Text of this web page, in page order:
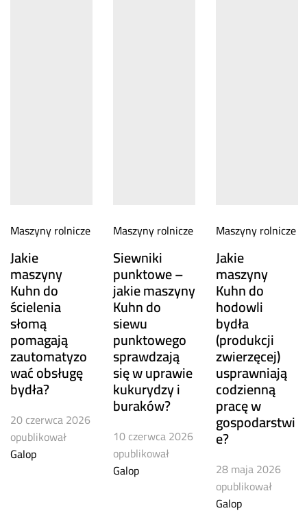
Maszyny rolnicze
Jakie
maszyny
Kuhn do
ścielenia
słomą
pomagają
zautomatyzo
wać obsługę
bydła?
20 czerwca 2026
opublikował
Galop
Maszyny rolnicze
Siewniki
punktowe –
jakie maszyny
Kuhn do
siewu
punktowego
sprawdzają
się w uprawie
kukurydzy i
buraków?
10 czerwca 2026
opublikował
Galop
Maszyny rolnicze
Jakie
maszyny
Kuhn do
hodowli
bydła
(produkcji
zwierzęcej)
usprawniają
codzienną
pracę w
gospodarstwi
e?
28 maja 2026
opublikował
Galop